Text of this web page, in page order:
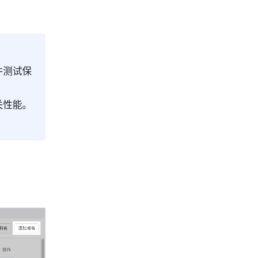
测试保
能。